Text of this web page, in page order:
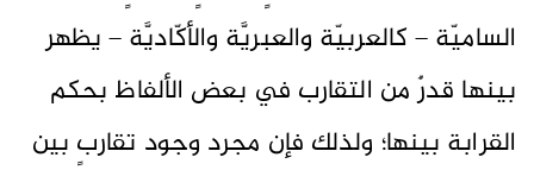
الساميّة – كالعربيّة والعبريَّة والأكّاديَّة – يظهر
بينها قدرٌ من التقارب في بعض الألفاظ بحكم
القرابة بينها؛ ولذلك فإن مجرد وجود تقاربٍ بين